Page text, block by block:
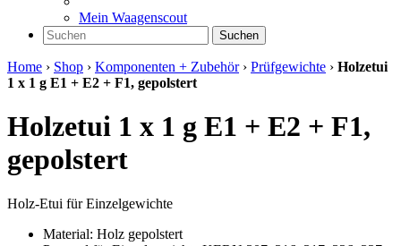
Mein Waagenscout
Suchen
Home › Shop › Komponenten + Zubehör› Prüfgewichte › Holzetui
1 x 1 g E1 + E2 + F1, gepolstert
Holzetui 1 x 1 g E1 + E2 + F1,
gepolstert
Holz-Etui für Einzelgewichte
Material: Holz gepolstert